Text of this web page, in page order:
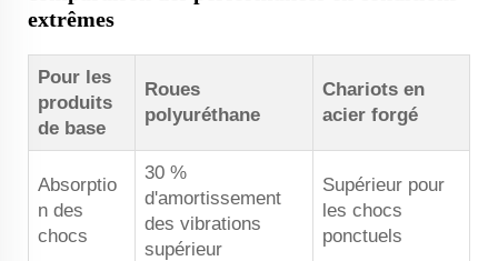
extrêmes
Pour les
produits
de base
Roues
polyuréthane
Chariots en
acier forgé
Absorptio
n des
chocs
30 %
d'amortissement
des vibrations
supérieur
Supérieur pour
les chocs
ponctuels